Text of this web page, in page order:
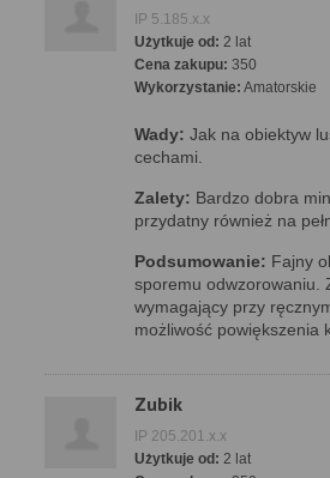
IP 5.185.x.x
Użytkuje od: 2 lat
Cena zakupu: 350
Wykorzystanie: Amatorskie
Wady: Jak na obiektyw
cechami.
Zalety: Bardzo dobra
przydatny również na
Podsumowanie: Fajny
sporemu odwzorowaniu.
wymagający przy
możliwość powiększenia
Zubik
IP 205.201.x.x
Użytkuje od: 2 lat